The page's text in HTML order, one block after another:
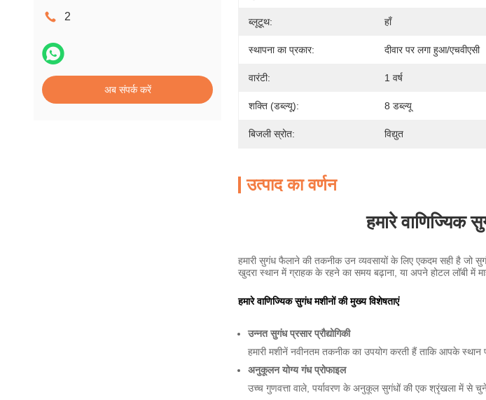
2
अब संपर्क करें
ब्लूटूथ: हाँ
स्थापना का प्रकार: दीवार पर लगा हुआ/एचवीएसी
वारंटी: 1 वर्ष
शक्ति (डब्ल्यू): 8 डब्ल्यू
बिजली स्रोत: विद्युत
उत्पाद का वर्णन
हमारे वाणिज्यिक
हमारी सुगंध फैलाने की तकनीक उन व्यवसायों के लिए एकदम सही है जो
खुदरा स्थान में ग्राहक के रहने का समय बढ़ाना, या अपने होटल लॉबी में
हमारे वाणिज्यिक सुगंध मशीनों की मुख्य विशेषताएं
उन्नत सुगंध प्रसार प्रौद्योगिकी
हमारी मशीनें नवीनतम तकनीक का उपयोग करती हैं ताकि आपके
अनुकूलन योग्य गंध प्रोफाइल
उच्च गुणवत्ता वाले, पर्यावरण के अनुकूल सुगंधों की एक श्रृंखला में से